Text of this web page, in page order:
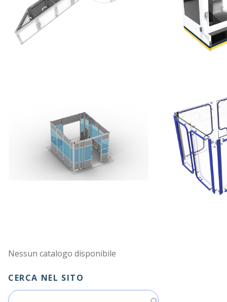
Nessun catalogo disponibile
CERCA NEL SITO